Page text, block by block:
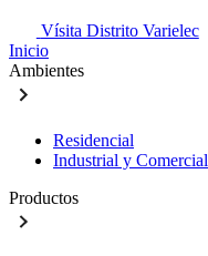
Vísita Distrito Varielec
Inicio
Ambientes
Residencial
Industrial y Comercial
Productos